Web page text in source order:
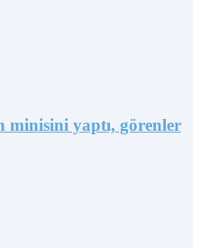
minisini yaptı, görenler